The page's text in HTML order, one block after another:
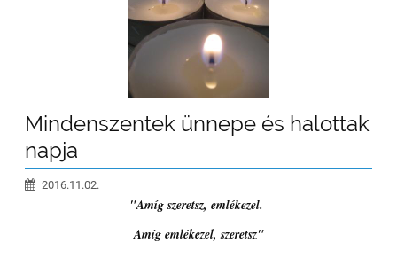
Mindenszentek ünnepe és halottak
napja
2016.11.02.
"Amíg szeretsz, emlékezel.
Amíg emlékezel, szeretsz"